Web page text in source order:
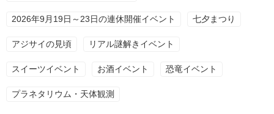
2026年9月19日～23日の連休開催イベント 七夕まつり
アジサイの見頃 リアル謎解きイベント
スイーツイベント お酒イベント 恐竜イベント
プラネタリウム・天体観測